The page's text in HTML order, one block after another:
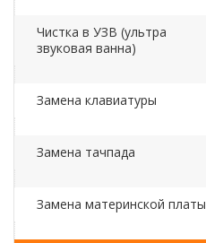
Чистка в УЗВ (ультра
звуковая ванна)
Замена клавиатуры
Замена тачпада
Замена материнской платы